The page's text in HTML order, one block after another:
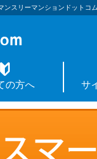
ンスリーマンションドットコ
の方へ サ